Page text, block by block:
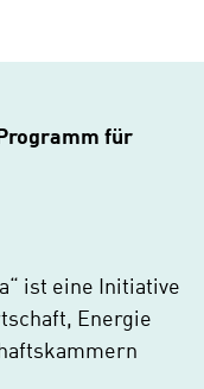
für
ist eine Initiative
Energie